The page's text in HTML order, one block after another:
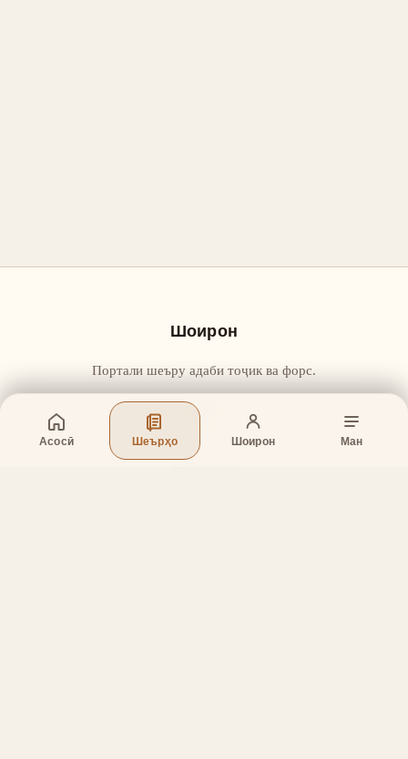
Асосӣ Шеърҳо Шоирон Ман
Шоирон
Портали шеъру адаби тоҷик ва форс.